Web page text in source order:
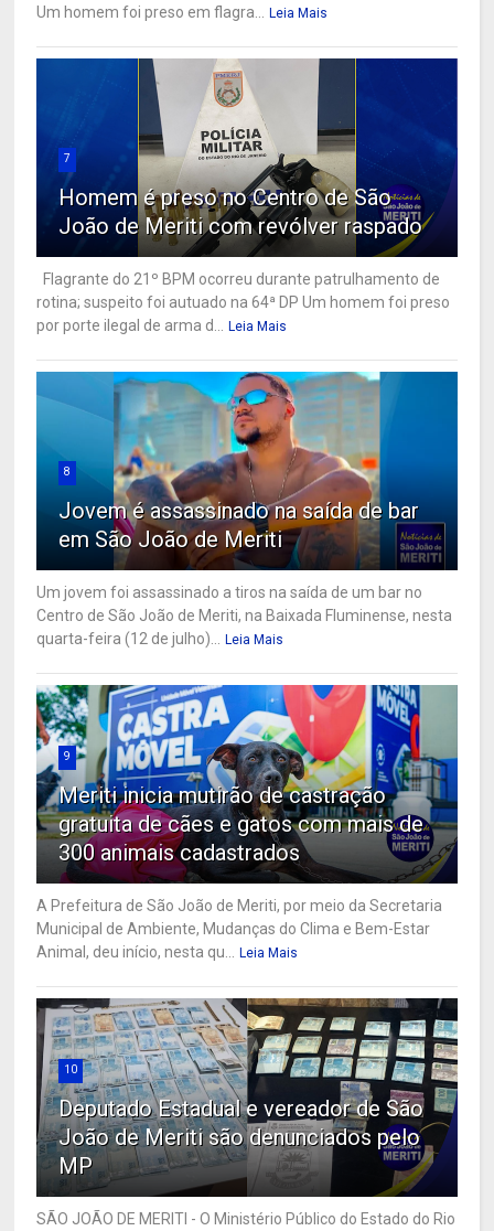
Um homem foi preso em flagra... Leia Mais
7
Homem é preso no Centro de São
João de Meriti com revólver raspado
Flagrante do 21º BPM ocorreu durante patrulhamento de
rotina; suspeito foi autuado na 64ª DP Um homem foi preso
por porte ilegal de arma d... Leia Mais
8
Jovem é assassinado na saída de bar
em São João de Meriti
Um jovem foi assassinado a tiros na saída de um bar no
Centro de São João de Meriti, na Baixada Fluminense, nesta
quarta-feira (12 de julho)... Leia Mais
9
Meriti inicia mutirão de castração
gratuita de cães e gatos com mais de
300 animais cadastrados
A Prefeitura de São João de Meriti, por meio da Secretaria
Municipal de Ambiente, Mudanças do Clima e Bem-Estar
Animal, deu início, nesta qu... Leia Mais
10
Deputado Estadual e vereador de São
João de Meriti são denunciados pelo
MP
SÃO JOÃO DE MERITI - O Ministério Público do Estado do Rio